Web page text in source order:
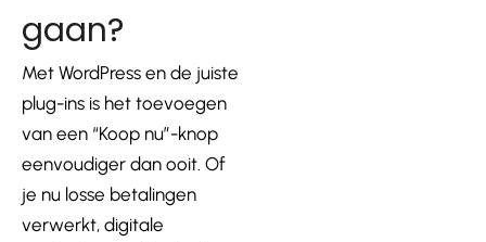
gaan?
Met WordPress en de juiste
plug-ins is het toevoegen
van een “Koop nu”-knop
eenvoudiger dan ooit. Of
je nu losse betalingen
verwerkt, digitale